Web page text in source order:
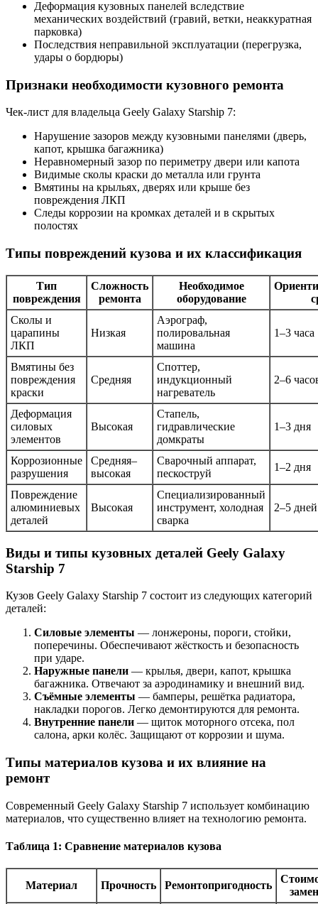
Деформация кузовных панелей вследствие
механических воздействий (гравий, ветки, неаккуратная
парковка)
Последствия неправильной эксплуатации (перегрузка,
удары о бордюры)
Признаки необходимости кузовного ремонта
Чек-лист для владельца Geely Galaxy Starship 7:
Нарушение зазоров между кузовными панелями (дверь,
капот, крышка багажника)
Неравномерный зазор по периметру двери или капота
Видимые сколы краски до металла или грунта
Вмятины на крыльях, дверях или крыше без
повреждения ЛКП
Следы коррозии на кромках деталей и в скрытых
полостях
Типы повреждений кузова и их классификация
Тип
повреждения
Сложность
ремонта
Необходимое
оборудование
Сколы и
царапины
ЛКП
Низкая
Аэрограф,
полировальная
машина
1–3 часа
Вмятины без
повреждения
краски
Средняя
Споттер,
индукционный
нагреватель
2–6
Деформация
силовых
элементов
Высокая
Стапель,
гидравлические
домкраты
1–3 дня
Коррозионные
разрушения
Средняя–
высокая
Сварочный аппарат,
пескоструй
1–2 дня
Повреждение
алюминиевых
деталей
Высокая
Специализированный
инструмент, холодная
сварка
2–5 дней
Виды и типы кузовных деталей Geely Galaxy
Starship 7
Кузов Geely Galaxy Starship 7 состоит из следующих категорий
деталей:
Силовые элементы — лонжероны, пороги, стойки,
поперечины. Обеспечивают жёсткость и безопасность
при ударе.
Наружные панели — крылья, двери, капот, крышка
багажника. Отвечают за аэродинамику и внешний вид.
Съёмные элементы — бамперы, решётка радиатора,
накладки порогов. Легко демонтируются для ремонта.
Внутренние панели — щиток моторного отсека, пол
салона, арки колёс. Защищают от коррозии и шума.
Типы материалов кузова и их влияние на
ремонт
Современный Geely Galaxy Starship 7 использует комбинацию
материалов, что существенно влияет на технологию ремонта.
Таблица 1: Сравнение материалов кузова
Материал Прочность Ремонтопригодность